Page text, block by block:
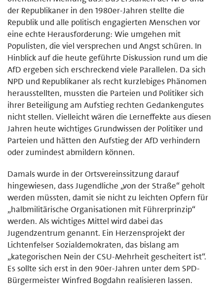
der Republikaner in den 1980er-Jahren stellte die
Republik und alle politisch engagierten Menschen vor
eine echte Herausforderung: Wie umgehen mit
Populisten, die viel versprechen und Angst schüren. In
Hinblick auf die heute geführte Diskussion rund um die
AfD ergeben sich erschreckend viele Parallelen. Da sich
NPD und Republikaner als recht kurzlebiges Phänomen
herausstellten, mussten die Parteien und Politiker sich
ihrer Beteiligung am Aufstieg rechten Gedankengutes
nicht stellen. Vielleicht wären die Lerneffekte aus diesen
Jahren heute wichtiges Grundwissen der Politiker und
Parteien und hätten den Aufstieg der AfD verhindern
oder zumindest abmildern können.
Damals wurde in der Ortsvereinssitzung darauf
hingewiesen, dass Jugendliche „von der Straße“ geholt
werden müssten, damit sie nicht zu leichten Opfern für
„halbmilitärische Organisationen mit Führerprinzip“
werden. Als wichtiges Mittel wird dabei das
Jugendzentrum genannt. Ein Herzensprojekt der
Lichtenfelser Sozialdemokraten, das bislang am
„kategorischen Nein der CSU-Mehrheit gescheitert ist“.
Es sollte sich erst in den 90er-Jahren unter dem SPD-
Bürgermeister Winfred Bogdahn realisieren lassen.